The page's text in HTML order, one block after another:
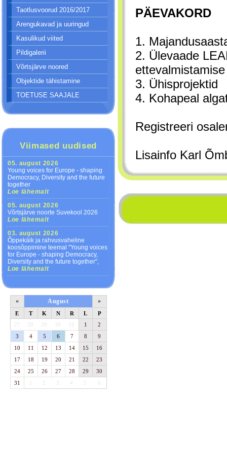
Taotlusvoorud 2016/2017
Arengukavad ja uuringud
Kasulikud viited
Pildigalerii
Võrtsjärve noored
Objektide tähistamine
TOETUSE SAAJALE
Viimased uudised
05. august 2026
Young voices for Europe - shaping
Democracy, Diversity and the future
together
Loe lähemalt
05. august 2026
Võrtsjärve noorte Suvekool 2026
Loe lähemalt
03. august 2026
Õppekäik ja rahvusvaheline
koosõppimine teemal "Young voices
for Europe - shaping Democracy,
Diversity and the future together",
Loe lähemalt
« August »
E T K N R L
P
27
28 29 30 31 1
2
3
4 5 6 7 8
9
10
11 12 13 14 15
16
17
18 19 20 21 22
23
24
25 26 27 28 29
30
31
1 3 4 5 6
PÄEVAKORD
1.
2. Ülevaade
3. Ühisprojektid
4. Kohapeal
Registreeri
Lisainfo Karl